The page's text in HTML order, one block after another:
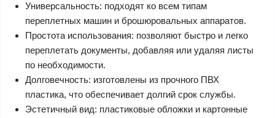
Универсальность: подходят ко всем типам
переплетных машин и брошюровальных аппаратов.
Простота использования: позволяют быстро и легко
переплетать документы, добавляя или удаляя листы
по необходимости.
Долговечность: изготовлены из прочного ПВХ
пластика, что обеспечивает долгий срок службы.
Эстетичный вид: пластиковые обложки и картонные